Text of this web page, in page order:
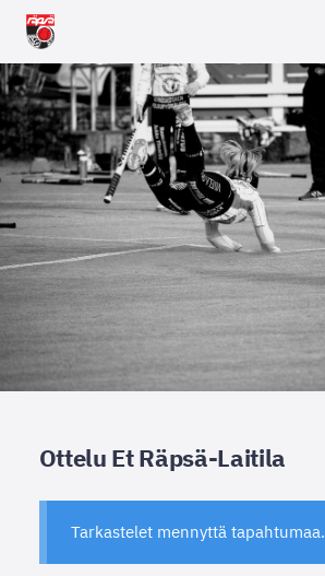
Siirry
sivun
sisältöön
Räpsä ry
Ottelu Et Räpsä-Laitila
Tarkastelet mennyttä tapahtumaa.